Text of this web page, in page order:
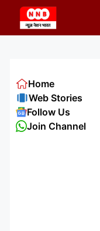
content
Home
Web Stories
Follow Us
Join Channel